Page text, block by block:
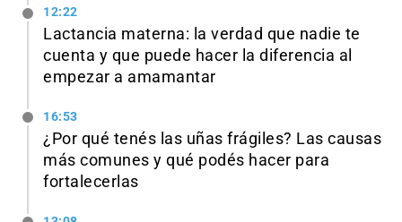
12:22
Lactancia materna: la verdad que nadie te
cuenta y que puede hacer la diferencia al
empezar a amamantar
16:53
¿Por qué tenés las uñas frágiles? Las causas
más comunes y qué podés hacer para
fortalecerlas